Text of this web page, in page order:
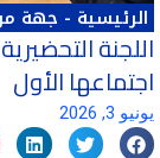
الرئيسية - جهة
اللجنة
اجتماعها الأول
يونيو 3, 2026